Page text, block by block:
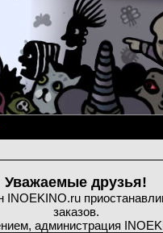
Уважаемые друзья!
INOEKINO.ru
заказов.
администрация